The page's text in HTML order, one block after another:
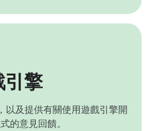
引擎
以及提供有關使用遊戲引擎開
的意見回饋。